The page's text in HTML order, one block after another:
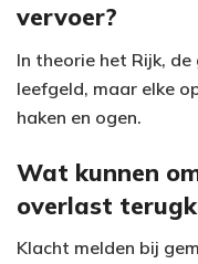
vervoer?
In theorie het Rijk,
leefgeld, maar elke
haken en ogen.
Wat kunnen
overlast
Klacht melden bij